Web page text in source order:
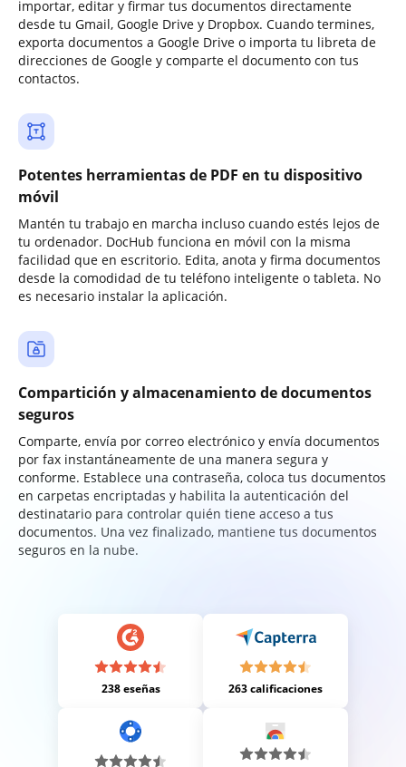
importar, editar y firmar tus documentos directamente
desde tu Gmail, Google Drive y Dropbox. Cuando termines,
exporta documentos a Google Drive o importa tu libreta de
direcciones de Google y comparte el documento con tus
contactos.
Potentes herramientas de PDF en tu dispositivo
móvil
Mantén tu trabajo en marcha incluso cuando estés lejos de
tu ordenador. DocHub funciona en móvil con la misma
facilidad que en escritorio. Edita, anota y firma documentos
desde la comodidad de tu teléfono inteligente o tableta. No
es necesario instalar la aplicación.
Compartición y almacenamiento de documentos
seguros
Comparte, envía por correo electrónico y envía documentos
por fax instantáneamente de una manera segura y
conforme. Establece una contraseña, coloca tus documentos
en carpetas encriptadas y habilita la autenticación del
destinatario para controlar quién tiene acceso a tus
documentos. Una vez finalizado, mantiene tus documentos
seguros en la nube.
238 eseñas 263 calificaciones